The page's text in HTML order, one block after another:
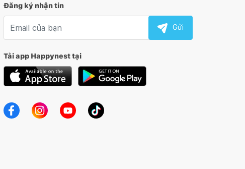
Đăng ký nhận tin
Gửi
Tải app Happynest tại